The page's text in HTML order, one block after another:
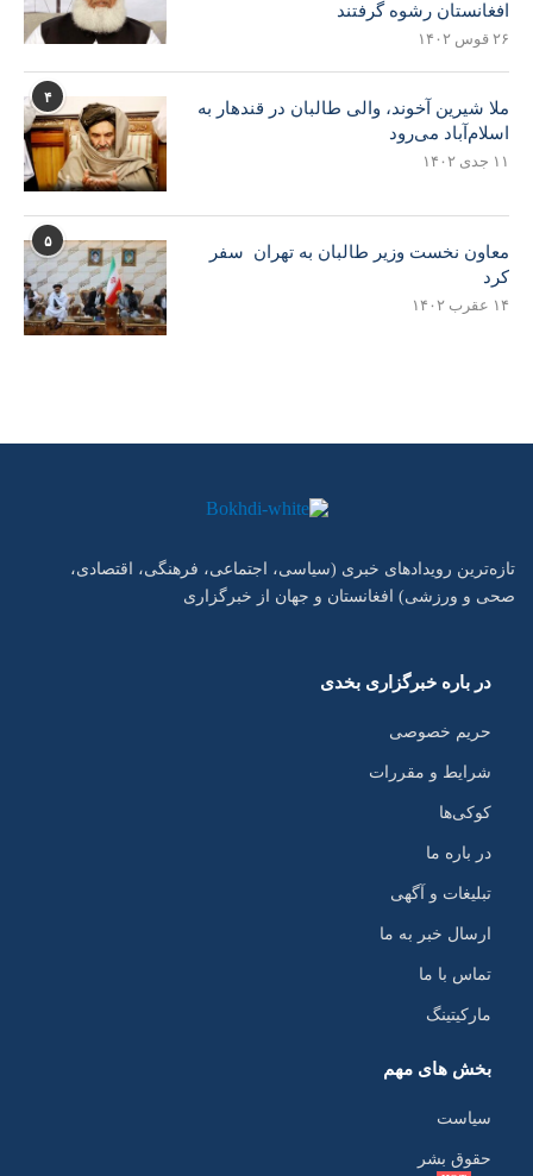
افغانستان رشوه گرفتند
۲۶ قوس ۱۴۰۲
۴
ملا شیرین آخوند، والی طالبان در قندهار به
اسلام‌آباد می‌رود
۱۱ جدی ۱۴۰۲
۵
معاون نخست وزیر طالبان به تهران سفر
کرد
۱۴ عقرب ۱۴۰۲
تازه‌ترین رویدادهای خبری (سیاسی، اجتماعی، فرهنگی، اقتصادی،
صحی و ورزشی) افغانستان و جهان از خبرگزاری
در باره خبرگزاری بخدی
حریم خصوصی
شرایط و مقررات
کوکی‌ها
در باره ما
تبلیغات و آگهی
ارسال خبر به ما
تماس با ما
مارکیتینگ
بخش های مهم
سیاست
حقوق بشر